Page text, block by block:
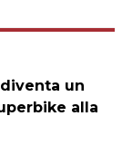
un
alla